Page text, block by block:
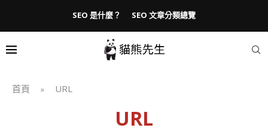
SEO 是什麼？ SEO 文章分類總覽
首頁 » URL
URL